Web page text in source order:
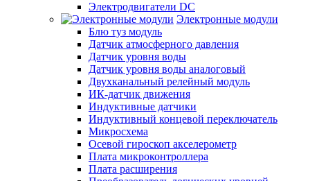
Электродвигатели DC
Электронные модули
Блю туз модуль
Датчик атмосферного давления
Датчик уровня воды
Датчик уровня воды аналоговый
Двухканальный релейный модуль
ИК-датчик движения
Индуктивные датчики
Индуктивный концевой переключатель
Микросхема
Осевой гироскоп акселерометр
Плата микроконтроллера
Плата расширения